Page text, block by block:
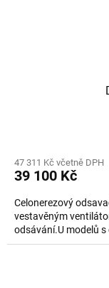
47 311 Kč včetně DPH
39 100 Kč
Celonerezový
vestavěným
odsávání.U modelů